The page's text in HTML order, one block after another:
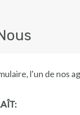
l'un de nos